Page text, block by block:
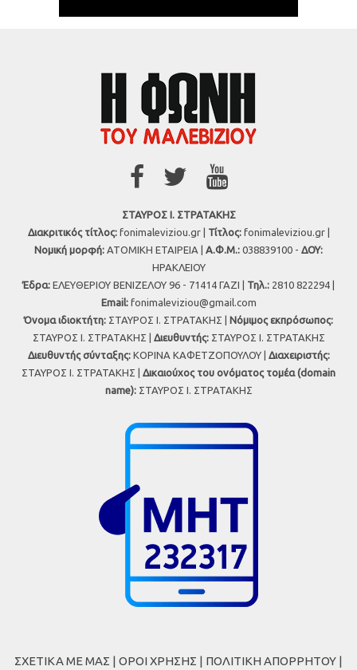
ΣΤΑΥΡΟΣ Ι. ΣΤΡΑΤΑΚΗΣ
Διακριτικός τίτλος:fonimaleviziou.gr | Τίτλος:fonimaleviziou.gr |
Νομική μορφή: ΑΤΟΜΙΚΗ ΕΤΑΙΡΕΙΑ | Α.Φ.Μ.: 038839100 - ΔΟΥ:
ΗΡΑΚΛΕΙΟΥ
Έδρα: ΕΛΕΥΘΕΡΙΟΥ ΒΕΝΙΖΕΛΟΥ 96 - 71414 ΓΑΖΙ | Τηλ.: 2810 822294 |
Εmail: fonimaleviziou@gmail.com
Όνομα ιδιοκτήτη: ΣΤΑΥΡΟΣ Ι. ΣΤΡΑΤΑΚΗΣ | Νόμιμος εκπρόσωπος:
ΣΤΑΥΡΟΣ Ι. ΣΤΡΑΤΑΚΗΣ | Διευθυντής:ΣΤΑΥΡΟΣ Ι. ΣΤΡΑΤΑΚΗΣ
Διευθυντής σύνταξης:ΚΟΡΙΝΑ ΚΑΦΕΤΖΟΠΟΥΛΟΥ | Διαχειριστής:
ΣΤΑΥΡΟΣ Ι. ΣΤΡΑΤΑΚΗΣ | Δικαιούχος του ονόματος τομέα (domain
name):ΣΤΑΥΡΟΣ Ι. ΣΤΡΑΤΑΚΗΣ
ΣΧΕΤΙΚΑ ΜΕ ΜΑΣ | ΟΡΟΙ ΧΡΗΣΗΣ | ΠΟΛΙΤΙΚΗ ΑΠΟΡΡΗΤΟΥ |